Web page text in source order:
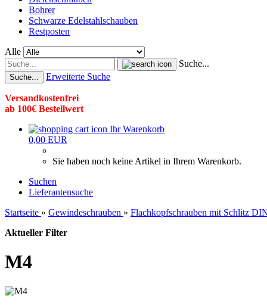
Bohrer
Schwarze Edelstahlschauben
Restposten
Alle
Suche...
Suche... Erweiterte Suche
Versandkostenfrei
ab 100€ Bestellwert
Ihr Warenkorb
0,00 EUR
Sie haben noch keine Artikel in Ihrem Warenkorb.
Suchen
Lieferantensuche
Startseite » Gewindeschrauben » Flachkopfschrauben mit Schlitz
Aktueller Filter
M4